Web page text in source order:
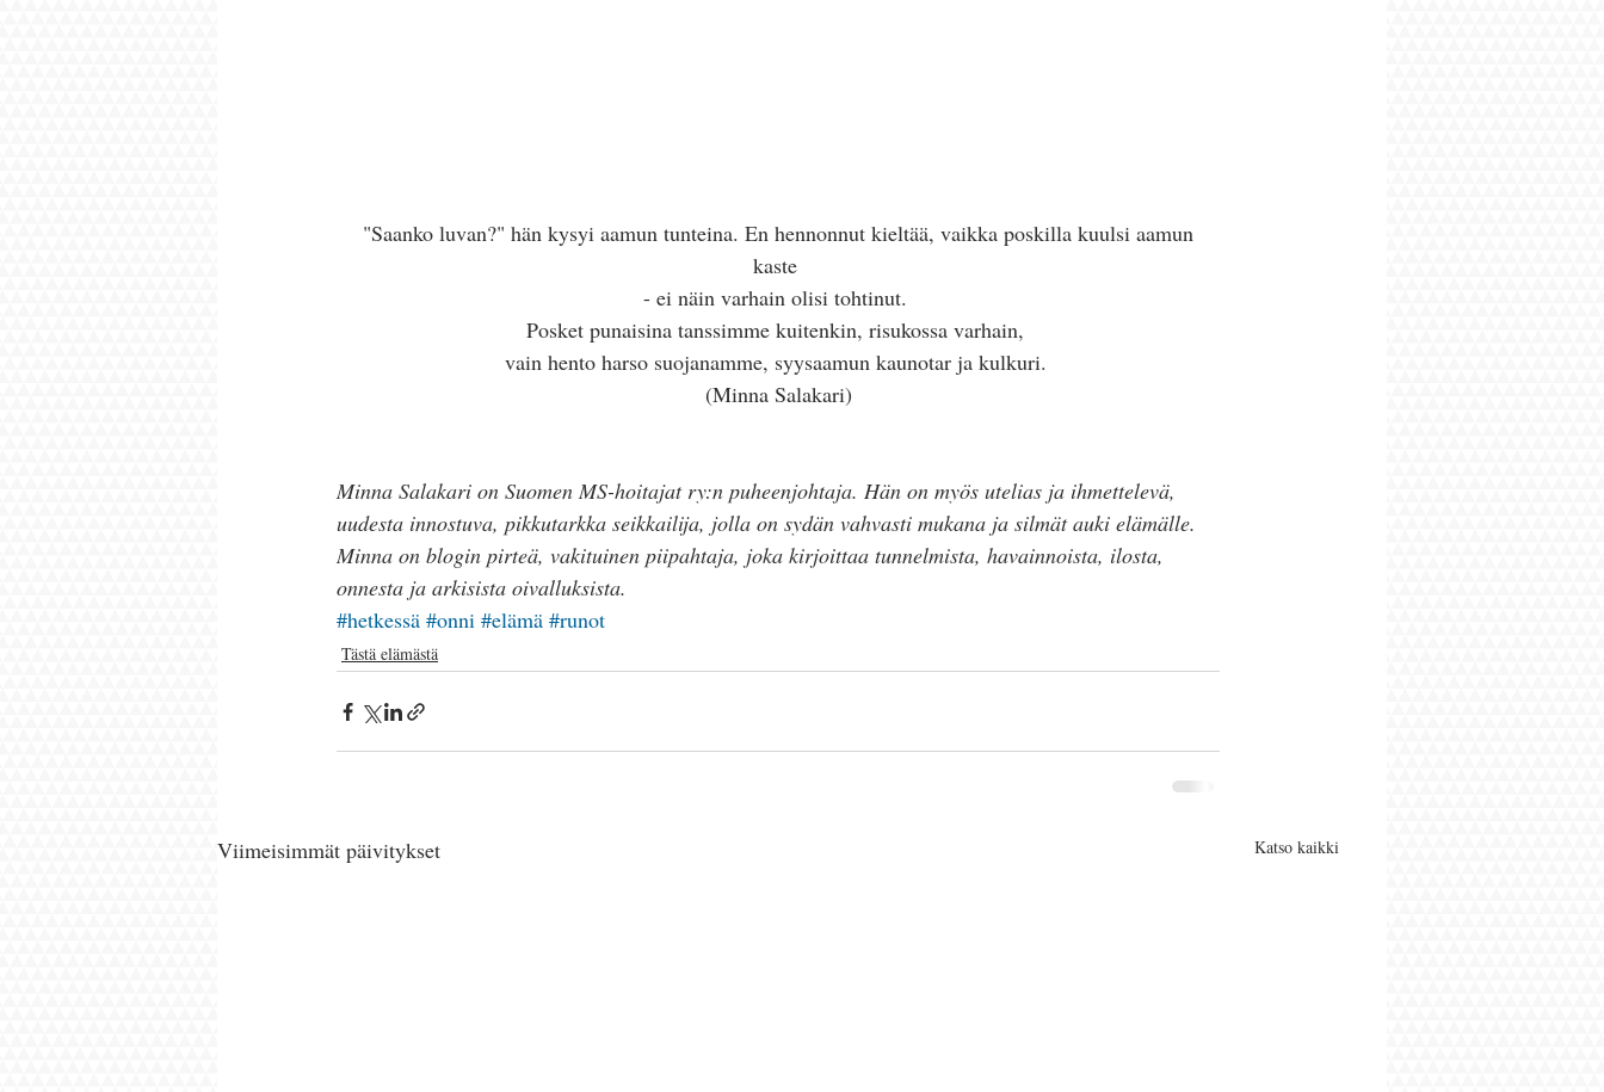
kaste
- ei näin varhain olisi tohtinut.
Posket punaisina tanssimme kuitenkin, risukossa varhain,
vain hento harso suojanamme, syysaamun kaunotar ja kulkuri.
(Minna Salakari)
Minna Salakari on Suomen MS-hoitajat ry:n puheenjohtaja. Hän on myös utelias ja ihmettelevä,
uudesta innostuva, pikkutarkka seikkailija, jolla on sydän vahvasti mukana ja silmät auki elämälle.
Minna on blogin pirteä, vakituinen piipahtaja, joka kirjoittaa tunnelmista, havainnoista, ilosta,
onnesta ja arkisista oivalluksista.
#hetkessä #onni #elämä #runot
Tästä elämästä
Viimeisimmät päivitykset Katso kaikki